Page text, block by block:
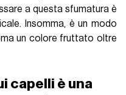
a questa sfumatura è
Insomma, è un modo
un colore fruttato oltre
capelli è una